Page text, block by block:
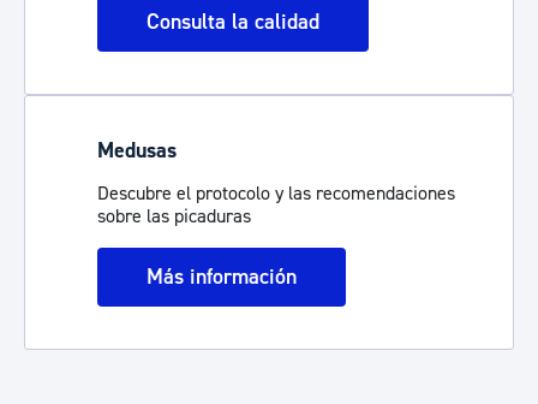
Consulta la calidad
Medusas
Descubre el protocolo y las recomendaciones
sobre las picaduras
Más información